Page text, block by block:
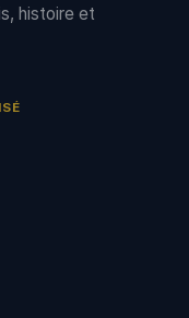
histoire et